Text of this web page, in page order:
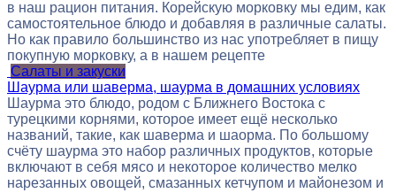
в наш рацион питания. Корейскую морковку мы едим, как
самостоятельное блюдо и добавляя в различные салаты.
Но как правило большинство из нас употребляет в пищу
покупную морковку, а в нашем рецепте
Салаты и закуски
Шаурма или шаверма, шаурма в домашних условиях
Шаурма это блюдо, родом с Ближнего Востока с
турецкими корнями, которое имеет ещё несколько
названий, такие, как шаверма и шаорма. По большому
счёту шаурма это набор различных продуктов, которые
включают в себя мясо и некоторое количество мелко
нарезанных овощей, смазанных кетчупом и майонезом и